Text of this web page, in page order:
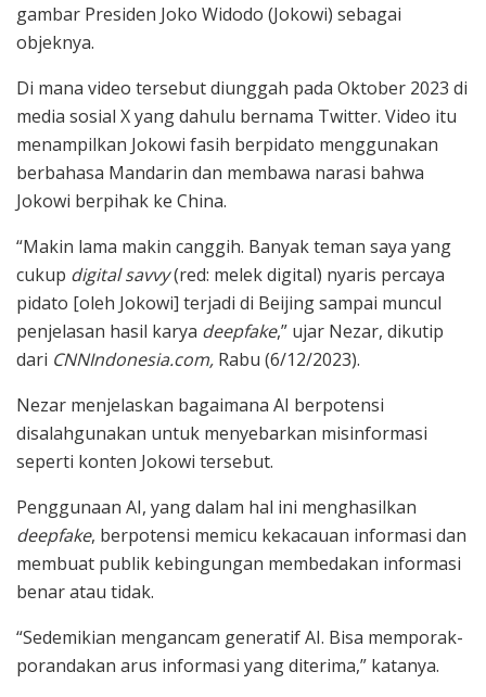
gambar Presiden Joko Widodo (Jokowi) sebagai
objeknya.
Di mana video tersebut diunggah pada Oktober 2023 di
media sosial X yang dahulu bernama Twitter. Video itu
menampilkan Jokowi fasih berpidato menggunakan
berbahasa Mandarin dan membawa narasi bahwa
Jokowi berpihak ke China.
“Makin lama makin canggih. Banyak teman saya yang
cukup digital savvy(red: melek digital) nyaris percaya
pidato [oleh Jokowi] terjadi di Beijing sampai muncul
penjelasan hasil karya deepfake,” ujar Nezar, dikutip
dari CNNIndonesia.com, Rabu (6/12/2023).
Nezar menjelaskan bagaimana AI berpotensi
disalahgunakan untuk menyebarkan misinformasi
seperti konten Jokowi tersebut.
Penggunaan AI, yang dalam hal ini menghasilkan
deepfake, berpotensi memicu kekacauan informasi dan
membuat publik kebingungan membedakan informasi
benar atau tidak.
“Sedemikian mengancam generatif AI. Bisa memporak-
porandakan arus informasi yang diterima,” katanya.